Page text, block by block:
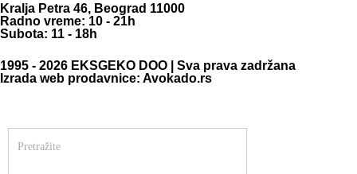
Kralja Petra 46, Beograd 11000
Radno vreme: 10 - 21h
Subota: 11 - 18h
1995 - 2026 EKSGEKO DOO | Sva prava zadržana
Izrada web prodavnice: Avokado.rs